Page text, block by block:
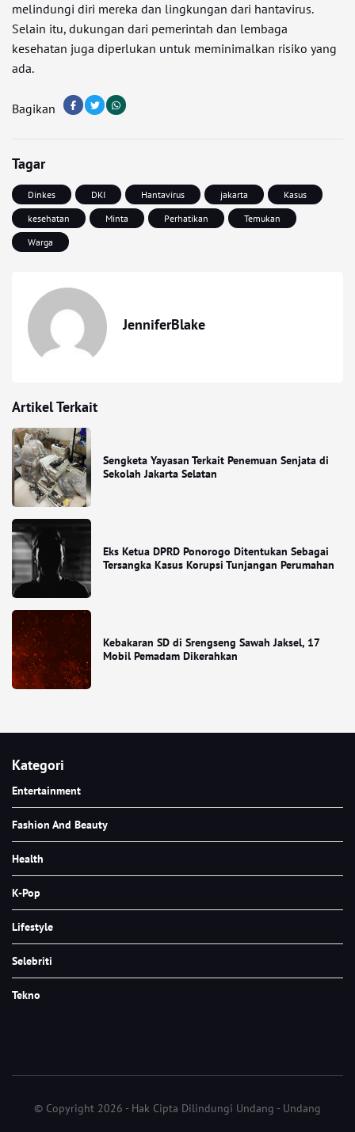
melindungi diri mereka dan lingkungan dari hantavirus.
Selain itu, dukungan dari pemerintah dan lembaga
kesehatan juga diperlukan untuk meminimalkan risiko yang
ada.
Bagikan
Tagar
Dinkes DKI Hantavirus jakarta
Kasus
kesehatan
Minta Perhatikan
Temukan
Warga
JenniferBlake
Artikel Terkait
Sengketa Yayasan Terkait Penemuan Senjata di
Sekolah Jakarta Selatan
Eks Ketua DPRD Ponorogo Ditentukan Sebagai
Tersangka Kasus Korupsi Tunjangan Perumahan
Kebakaran SD di Srengseng Sawah Jaksel, 17
Mobil Pemadam Dikerahkan
Kategori
Entertainment
Fashion And Beauty
Health
K-Pop
Lifestyle
Selebriti
Tekno
© Copyright 2026 - Hak Cipta Dilindungi Undang - Undang